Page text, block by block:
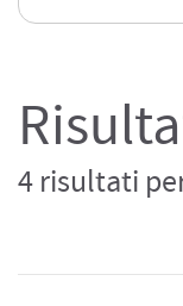
4 risultati